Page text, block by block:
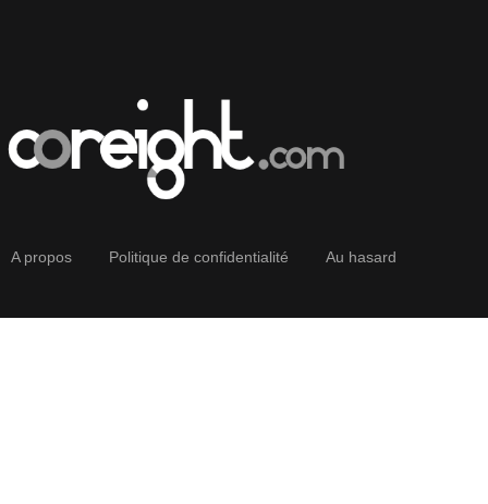
A propos Politique de confidentialité Au hasard